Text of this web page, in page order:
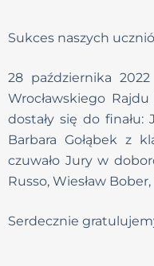
Sukces naszych
28 października
Wrocławskiego
dostały się do
Barbara Gołąbek z
czuwało Jury w
Russo, Wiesław
Serdecznie gratulujemy